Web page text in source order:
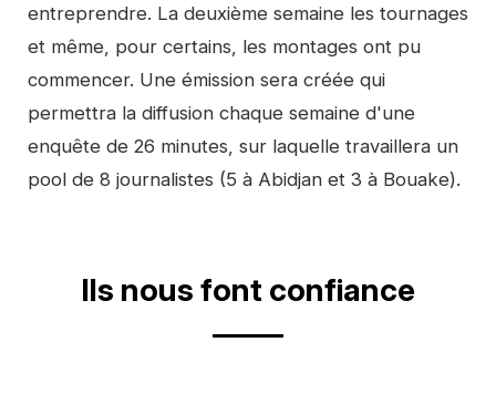
entreprendre. La deuxième semaine les tournages
et même, pour certains, les montages ont pu
commencer. Une émission sera créée qui
permettra la diffusion chaque semaine d'une
enquête de 26 minutes, sur laquelle travaillera un
pool de 8 journalistes (5 à Abidjan et 3 à Bouake).
Ils nous font confiance